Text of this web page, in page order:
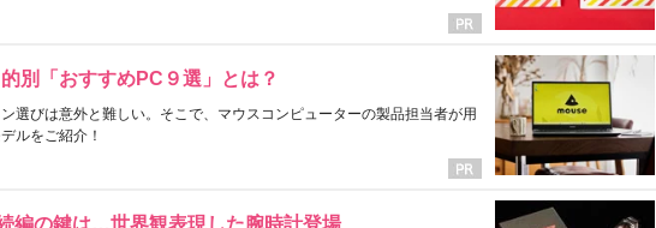
別「おすすめPC９選」とは？
選びは意外と難しい。そこで、マウスコンピューターの製品担当者が用
ルをご紹介！
編の鍵は…世界観表現した腕時計登場